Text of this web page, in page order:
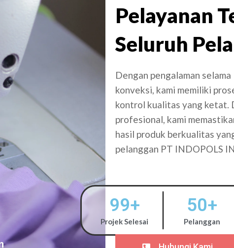
Pelayanan
Seluruh
Dengan pengalaman
konveksi, kami memiliki
kontrol kualitas yang ketat.
profesional, kami
hasil produk berkualitas
pelanggan PT INDOPOLS
99+
Projek Selesai
50+
Pelanggan